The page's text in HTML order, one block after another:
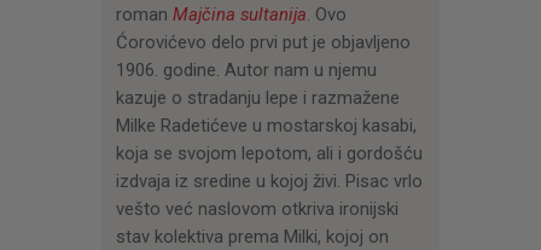
roman Majčina sultanija. Ovo
Ćorovićevo delo prvi put je objavljeno
1906. godine. Autor nam u njemu
kazuje o stradanju lepe i razmažene
Milke Radetićeve u mostarskoj kasabi,
koja se svojom lepotom, ali i gordošću
izdvaja iz sredine u kojoj živi. Pisac vrlo
vešto već naslovom otkriva ironijski
stav kolektiva prema Milki, kojoj on